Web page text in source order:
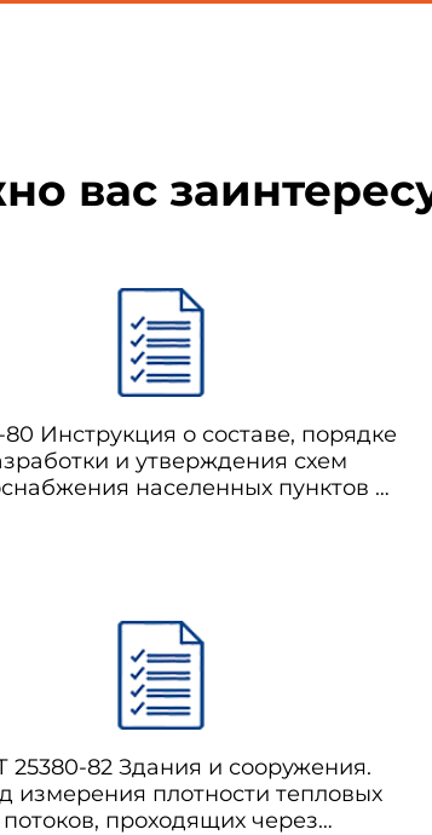
вас
80 Инструкция о составе, порядке
и утверждения схем
населенных пунктов с
25380-82 Здания и сооружения.
измерения плотности тепловых
потоков, проходящих через